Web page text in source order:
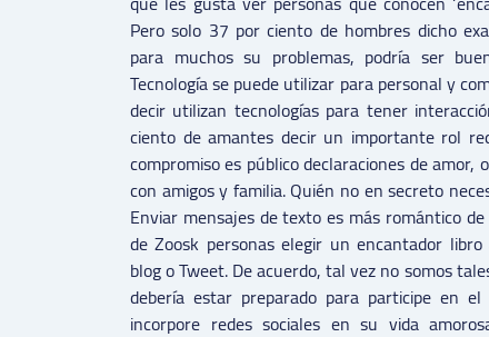
Pero solo 37 por ciento de hombres dicho
para muchos su problemas, podría ser
Tecnología se puede utilizar para personal y
decir utilizan tecnologías para tener
ciento de amantes decir un importante rol
compromiso es público declaraciones de amor,
con amigos y familia. Quién no en secreto
Enviar mensajes de texto es más romántico
de Zoosk personas elegir un encantador
blog o Tweet. De acuerdo, tal vez no somos
debería estar preparado para participe en
incorpore redes sociales en su vida